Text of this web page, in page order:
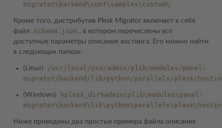
migrator\backend\conf\samples\custom\
Кроме того, дистрибутив Plesk Migrator включает в себя
файл
schema.json , в котором перечислены все
доступные параметры описания хостинга. Его можно найти
в следующих папках:
(Linux)
/usr/local/psa/admin/plib/modules/panel-
migrator/backend/lib/python/parallels/plesk/
(Windows)
%plesk_dir%admin\plib\modules\panel-
Ниже приведены два простых примера файла описания